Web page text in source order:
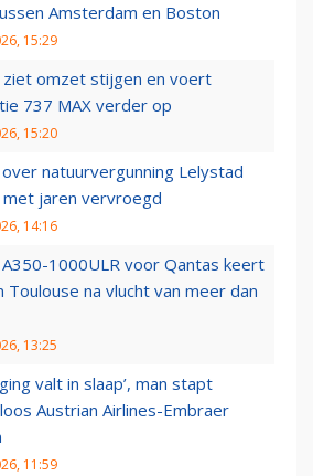
Amsterdam en Boston
15:29
ziet omzet stijgen en voert
737 MAX verder op
15:20
natuurvergunning Lelystad
jaren vervroegd
14:16
1000ULR voor Qantas keert
Toulouse na vlucht van meer dan
13:25
valt in slaap’, man stapt
Austrian Airlines-Embraer
11:59